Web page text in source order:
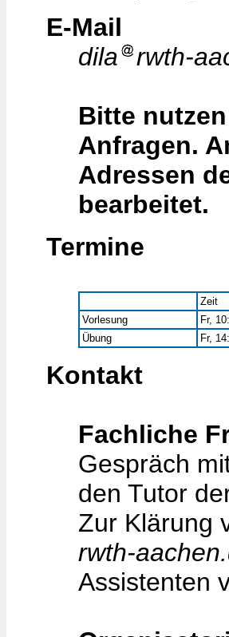
E-Mail
dila
rwth-
Bitte
Anfragen.
Adressen
bearbeitet.
Termine
Zeit
Vorlesung
Fr,
Übung
Fr,
Kontakt
Fachliche
Gespräch
den Tutor
Zur Klärung
rwth-
Assistenten